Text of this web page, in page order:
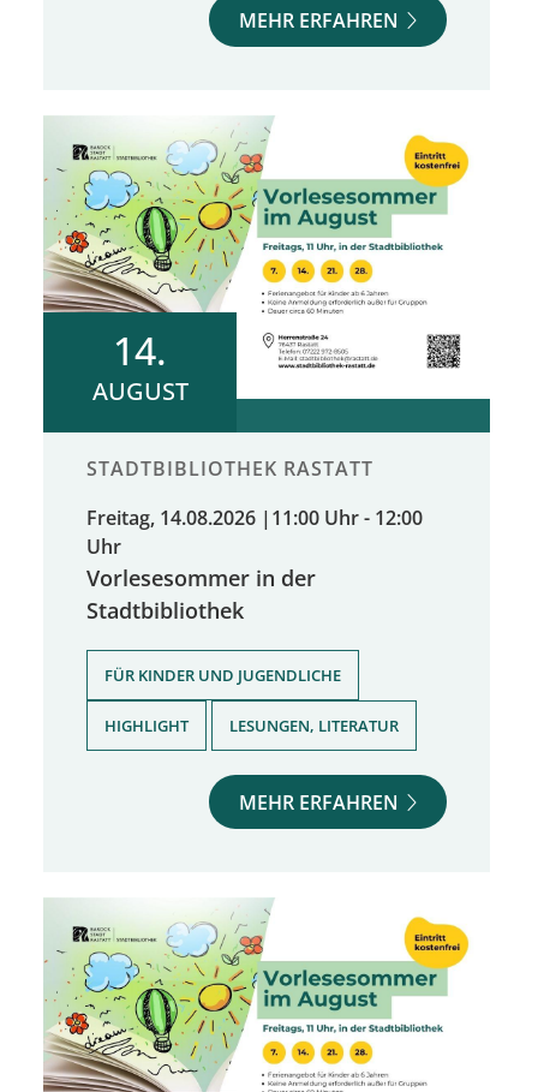
MEHR ERFAHREN
14.
AUGUST
STADTBIBLIOTHEK RASTATT
Freitag, 14.08.2026 | 11:00 Uhr - 12:00
Uhr
Vorlesesommer in der
Stadtbibliothek
FÜR KINDER UND JUGENDLICHE
HIGHLIGHT LESUNGEN, LITERATUR
MEHR ERFAHREN